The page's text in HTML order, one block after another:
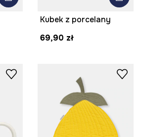
Kubek z porcelany
69,90 zł